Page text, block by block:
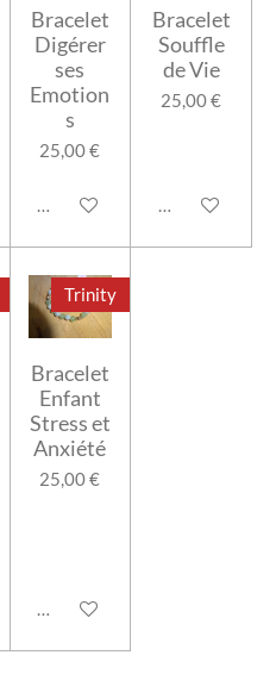
Bracelet
Digérer
ses
Emotion
s
25,00 €
Ajouter au panier
Bracelet
Souffle
de Vie
25,00 €
Ajouter au
Trinity
Bracelet
Enfant
Stress et
Anxiété
25,00 €
Ajouter au panier